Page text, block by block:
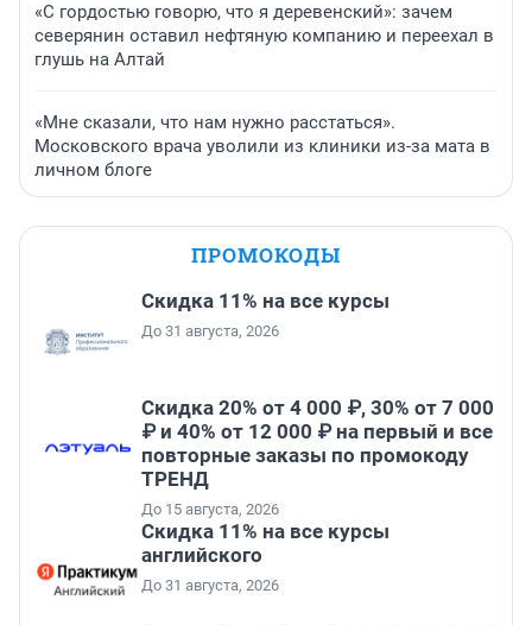
«С гордостью говорю, что я деревенский»: зачем
северянин оставил нефтяную компанию и переехал в
глушь на Алтай
«Мне сказали, что нам нужно расстаться».
Московского врача уволили из клиники из-за мата в
личном блоге
ПРОМОКОДЫ
Скидка 11% на все курсы
До 31 августа, 2026
Скидка 20% от 4 000 ₽, 30% от 7 000
₽ и 40% от 12 000 ₽ на первый и все
повторные заказы по промокоду
ТРЕНД
До 15 августа, 2026
Скидка 11% на все курсы
английского
До 31 августа, 2026